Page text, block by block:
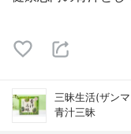
三昧生活(ザン
青汁三昧